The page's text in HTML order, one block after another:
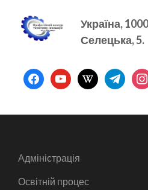
Україна,
Селецька, 5.
facebookyoutubewikipediatelegram
Адміністрація
Освітній процес